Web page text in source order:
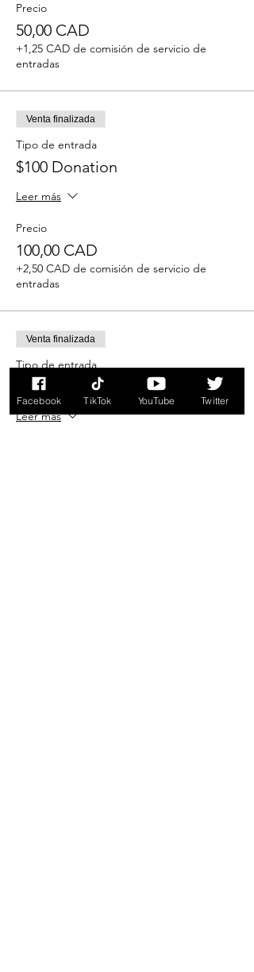
Precio
50,00 CAD
+1,25 CAD de comisión de servicio de
entradas
Venta finalizada
Tipo de entrada
$100 Donation
Leer más
Precio
100,00 CAD
+2,50 CAD de comisión de servicio de
entradas
Venta finalizada
Tipo de entrada
$250 Donation
Leer más
Facebook TikTok YouTube Twitter